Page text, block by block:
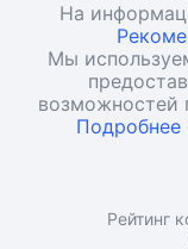
На
Мы
возможностей
Подробнее
Рейтинг